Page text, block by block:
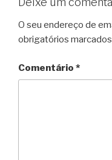
O seu endereço de
obrigatórios
Comentário *